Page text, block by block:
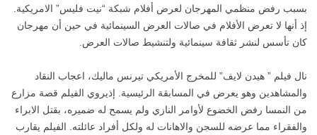
بسبب رفض منظمي المهرجان لعرض أفلام شبكة “نيت فليس” الامريكية.
إذ أنها لا تعرض الأفلام في صالات العرض السينمائية في حين أن مهرجان
كان تأسس لنشر ثقافة سينمائية ولتنشيط صالات العرض.
نال فيلم ” هيدن لايف” للمخرج الأمريكي تيرنس ماليك، اعجاب النقاد
والمشاهدين وهو يعرض في المسابقة الرئيسية. إذيروي الفيلم قصة مزارع
من النمسا رفض الخضوع لأوامر النازي ولم يسمح له ضميره، بقتل الابراء
والفقراء مما عرضه للسجن والاهانات له ولكل أفراد عائلته. الفيلم يقارب